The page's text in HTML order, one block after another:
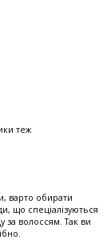
теж
варто обирати
що спеціалізуються
за волоссям. Так ви